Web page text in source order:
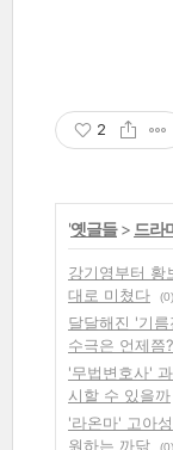
2
'옛글들> 드라
강기영부터 황
대로 미쳤다
(0)
달달해진 '기
수극은 언제쯤?
'무법변호사'
시할 수 있을까
'라온마' 고아
원하는 까닭